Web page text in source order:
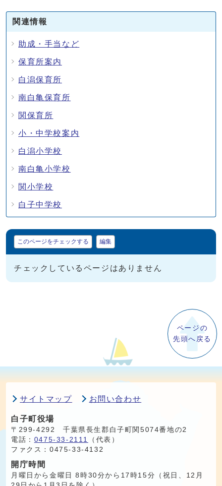
関連情報
助成・手当など
保育所案内
白潟保育所
南白亀保育所
関保育所
小・中学校案内
白潟小学校
南白亀小学校
関小学校
白子中学校
マイページ
このページをチェックする 編集
チェックしているページはありません
ページの
先頭へ戻る
サイトマップ お問い合わせ
白子町役場
〒299-4292 千葉県長生郡白子町関5074番地の2
電話： 0475-33-2111
（代表）
ファクス：0475-33-4132
開庁時間
月曜日から金曜日 8時30分から17時15分（祝日、12月